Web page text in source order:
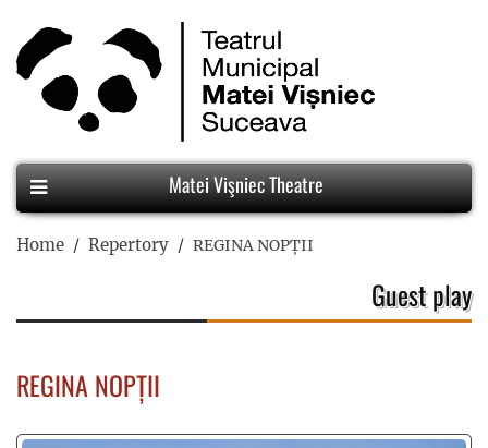
Matei Vişniec Theatre
Home Repertory REGINA NOPȚII
Guest play
REGINA NOPȚII